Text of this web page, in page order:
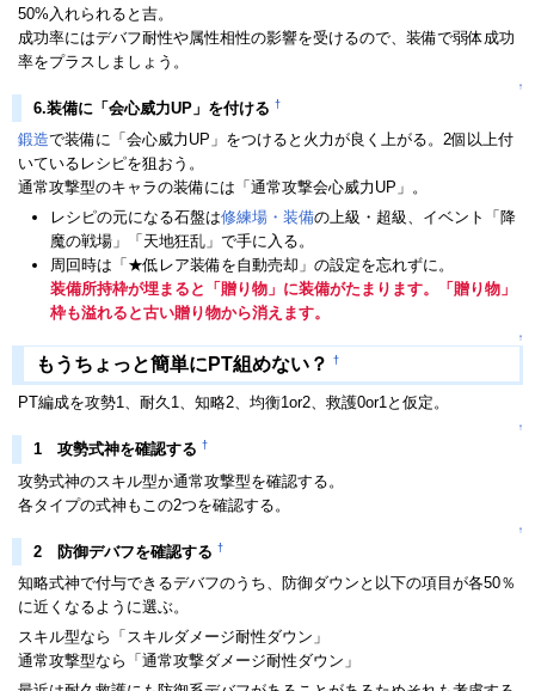
50%入れられると吉。
成功率にはデバフ耐性や属性相性の影響を受けるので、装備で弱体成功
率をプラスしましょう。
↑
6.装備に「会心威力UP」を付ける †
鍛造で装備に「会心威力UP」をつけると火力が良く上がる。2個以上付
いているレシピを狙おう。
通常攻撃型のキャラの装備には「通常攻撃会心威力UP」。
レシピの元になる石盤は修練場・装備の上級・超級、イベント「降
魔の戦場」「天地狂乱」で手に入る。
周回時は「★低レア装備を自動売却」の設定を忘れずに。
装備所持枠が埋まると「贈り物」に装備がたまります。「贈り物」
枠も溢れると古い贈り物から消えます。
↑
もうちょっと簡単にPT組めない？ †
PT編成を攻勢1、耐久1、知略2、均衡1or2、救護0or1と仮定。
↑
1 攻勢式神を確認する †
攻勢式神のスキル型か通常攻撃型を確認する。
各タイプの式神もこの2つを確認する。
↑
2 防御デバフを確認する †
知略式神で付与できるデバフのうち、防御ダウンと以下の項目が各50％
に近くなるように選ぶ。
スキル型なら「スキルダメージ耐性ダウン」
通常攻撃型なら「通常攻撃ダメージ耐性ダウン」